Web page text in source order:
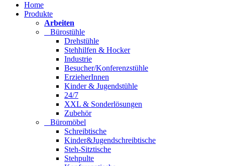
Home
Produkte
Arbeiten
Bürostühle
Drehstühle
Stehhilfen & Hocker
Industrie
Besucher/Konferenzstühle
ErzieherInnen
Kinder & Jugendstühle
24/7
XXL & Sonderlösungen
Zubehör
Büromöbel
Schreibtische
Kinder&Jugendschreibtische
Steh-Sitztische
Stehpulte